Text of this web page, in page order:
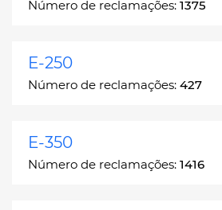
Número de reclamações: 1375
E-250
Número de reclamações: 427
E-350
Número de reclamações: 1416